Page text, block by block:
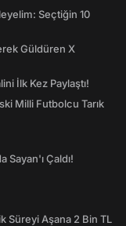
Seçtiğin 10
Güldüren X
İlk Kez Paylaştı!
Milli Futbolcu Tarık
Sayan'ı Çaldı!
Süreyi Aşana 2 Bin TL